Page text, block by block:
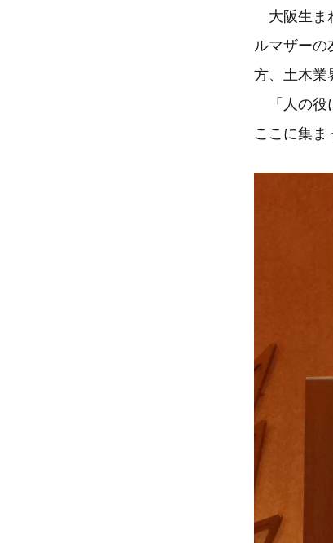
大阪生ま
ルマザーの
方、土木業
「人の役
ここに集ま